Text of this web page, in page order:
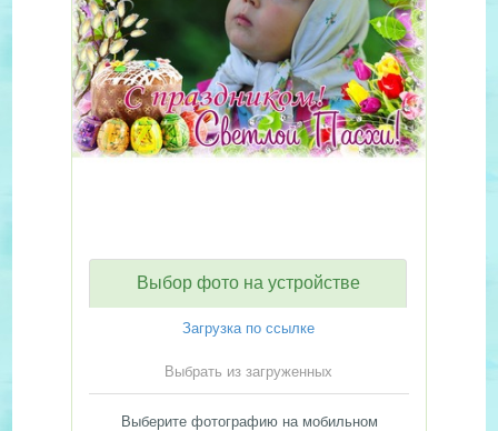
Выбор фото на устройстве
Загрузка по ссылке
Выбрать из загруженных
Выберите фотографию на мобильном